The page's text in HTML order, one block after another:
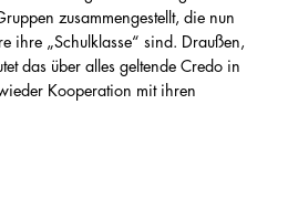
zusammengestellt, die nun
ihre „Schulklasse“ sind. Draußen,
das über alles geltende Credo in
Kooperation mit ihren